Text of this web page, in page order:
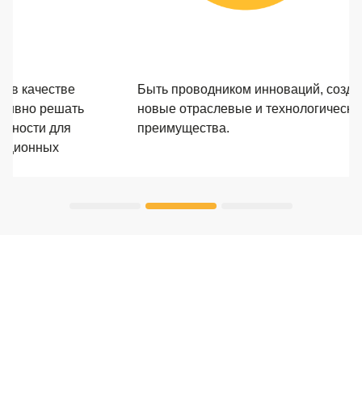
Быть проводником инноваций, создавать
новые отраслевые и технологические
преимущества.